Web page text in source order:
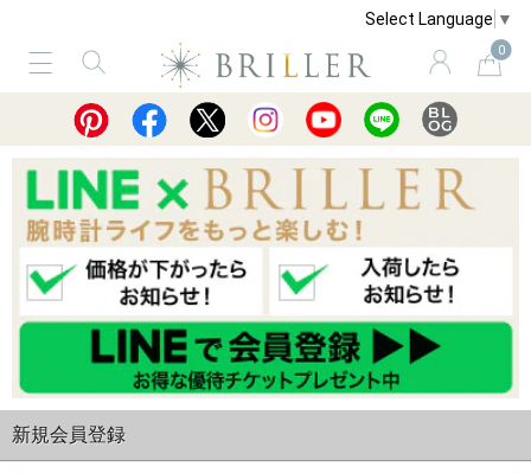
Select Language ▼
0
サービス ショッピングガイド 買取
新規会員登録